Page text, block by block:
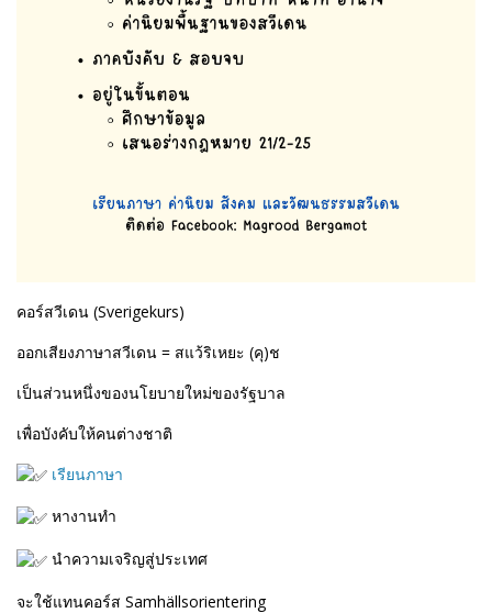
คอร์สวีเดน (Sverigekurs)
ออกเสียงภาษาสวีเดน = สแว้ริเหยะ (คุ)ช
เป็นส่วนหนึ่งของนโยบายใหม่ของรัฐบาล
เพื่อบังคับให้คนต่างชาติ
เรียนภาษา
หางานทำ
นำความเจริญสู่ประเทศ
จะใช้แทนคอร์ส Samhällsorientering